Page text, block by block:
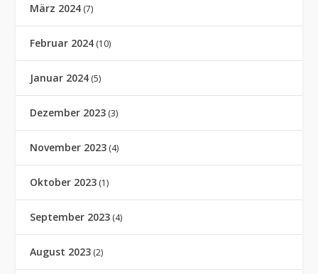
März 2024 (7)
Februar 2024 (10)
Januar 2024 (5)
Dezember 2023 (3)
November 2023 (4)
Oktober 2023 (1)
September 2023 (4)
August 2023 (2)